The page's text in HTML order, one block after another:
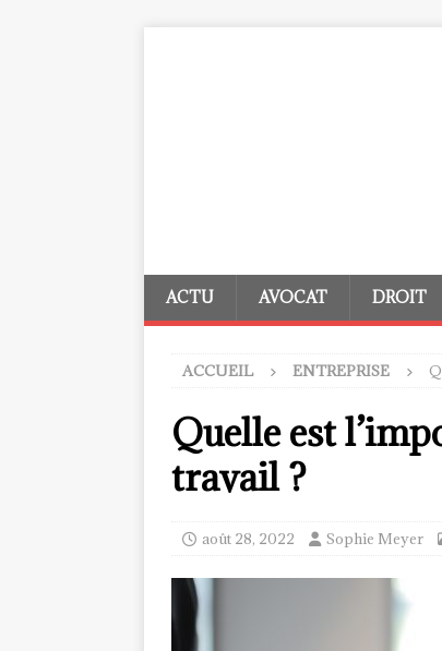
ACTU AVOCAT DROIT
ACCUEIL ENTREPRISE
Quelle est
travail ?
août 28, 2022 Sophie Meyer